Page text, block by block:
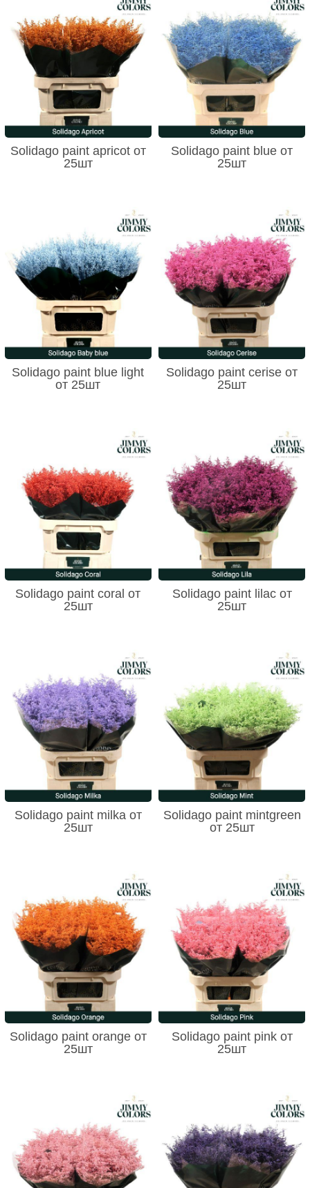
Solidago paint apricot от
25шт
Solidago paint blue от
25шт
Solidago paint blue light
от 25шт
Solidago paint cerise от
25шт
Solidago paint coral от
25шт
Solidago paint lilac от
25шт
Solidago paint milka от
25шт
Solidago paint mintgreen
от 25шт
Solidago paint orange от
25шт
Solidago paint pink от
25шт